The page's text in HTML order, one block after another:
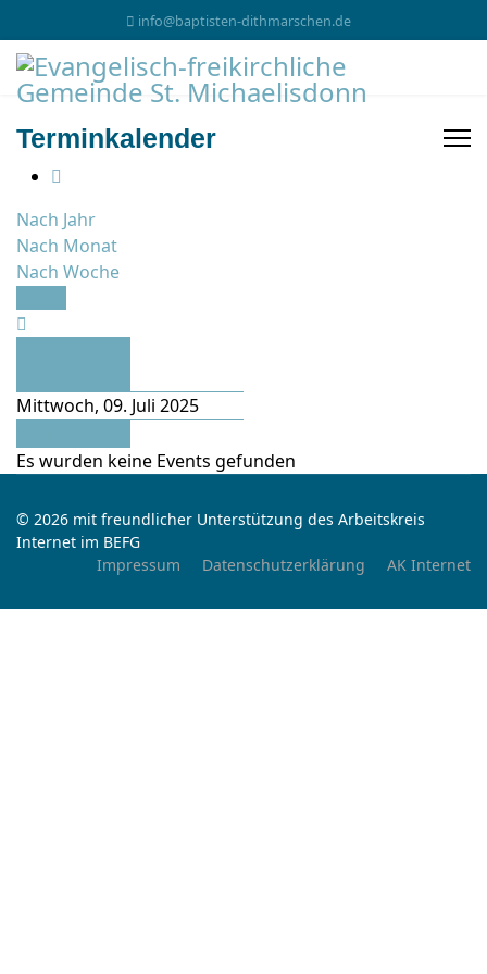
info@baptisten-dithmarschen.de
Terminkalender
Nach Jahr
Nach Monat
Nach Woche
Mittwoch, 09. Juli 2025
Es wurden keine Events gefunden
© 2026 mit freundlicher Unterstützung des Arbeitskreis
Internet im BEFG
Impressum
Datenschutzerklärung AK Internet